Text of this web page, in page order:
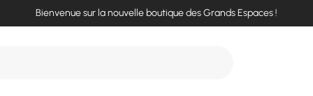
Bienvenue sur la nouvelle boutique des Grands Espaces !